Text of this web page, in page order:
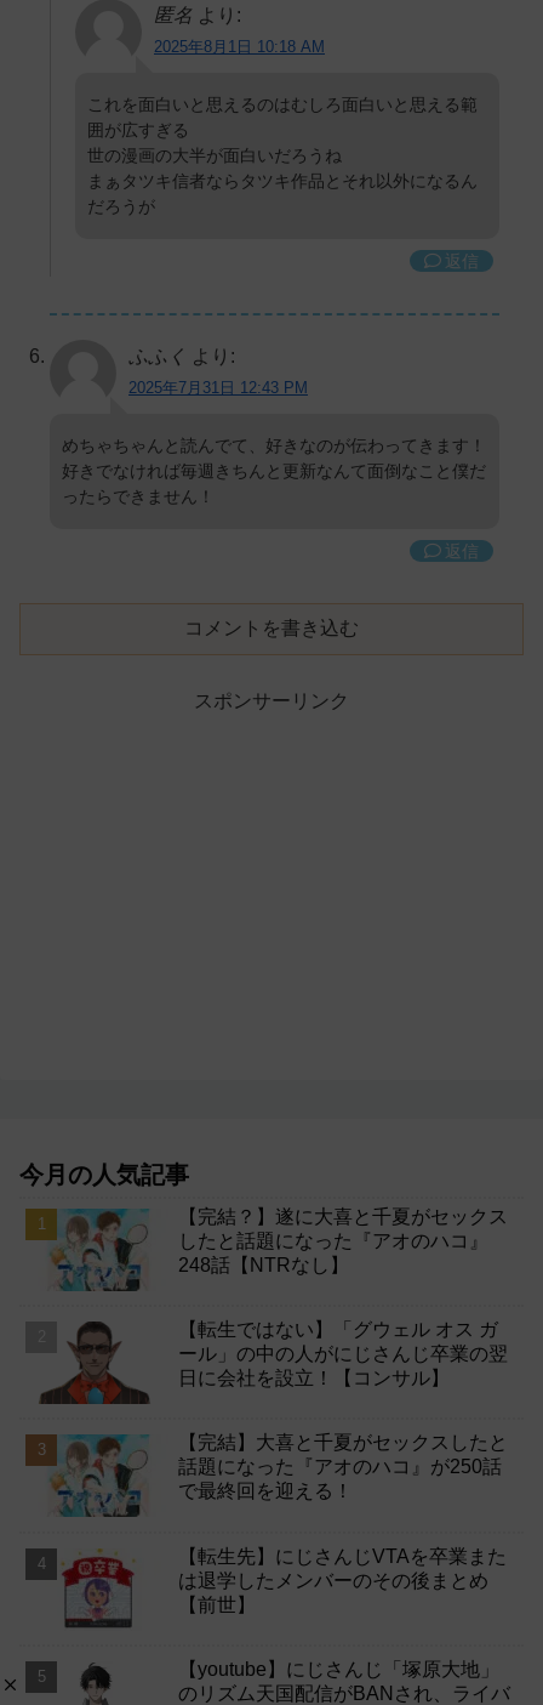
匿名 より:
2025年8月1日 10:18 AM
これを面白いと思えるのはむしろ面白いと思える範
囲が広すぎる
世の漫画の大半が面白いだろうね
まぁタツキ信者ならタツキ作品とそれ以外になるん
だろうが
返信
ふふく より:
2025年7月31日 12:43 PM
めちゃちゃんと読んでて、好きなのが伝わってきます！
好きでなければ毎週きちんと更新なんて面倒なこと僕だ
ったらできません！
返信
コメントを書き込む
スポンサーリンク
今月の人気記事
【完結？】遂に大喜と千夏がセックス
したと話題になった『アオのハコ』
248話【NTRなし】
【転生ではない】「グウェル オス ガ
ール」の中の人がにじさんじ卒業の翌
日に会社を設立！【コンサル】
【完結】大喜と千夏がセックスしたと
話題になった『アオのハコ』が250話
で最終回を迎える！
【転生先】にじさんじVTAを卒業また
は退学したメンバーのその後まとめ
【前世】
【youtube】にじさんじ「塚原大地」
のリズム天国配信がBANされ、ライバ